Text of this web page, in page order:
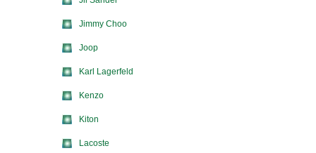
Jimmy Choo
Joop
Karl Lagerfeld
Kenzo
Kiton
Lacoste